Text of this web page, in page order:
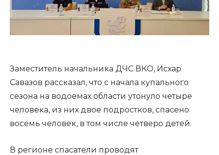
Заместитель начальника ДЧС ВКО, Исхар
Савазов рассказал, что с начала купального
сезона на водоемах области утонуло четыре
человека, из них двое подростков, спасено
восемь человек, в том числе четверо детей.
В регионе спасатели проводят